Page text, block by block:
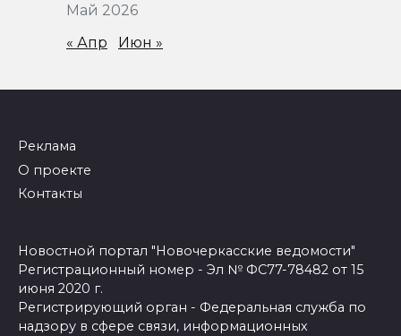
Май 2026
« Апр Июн »
Реклама
О проекте
Контакты
Новостной портал "Новочеркасские ведомости"
Регистрационный номер - Эл № ФС77-78482 от 15
июня 2020 г.
Регистрирующий орган - Федеральная служба по
надзору в сфере связи, информационных